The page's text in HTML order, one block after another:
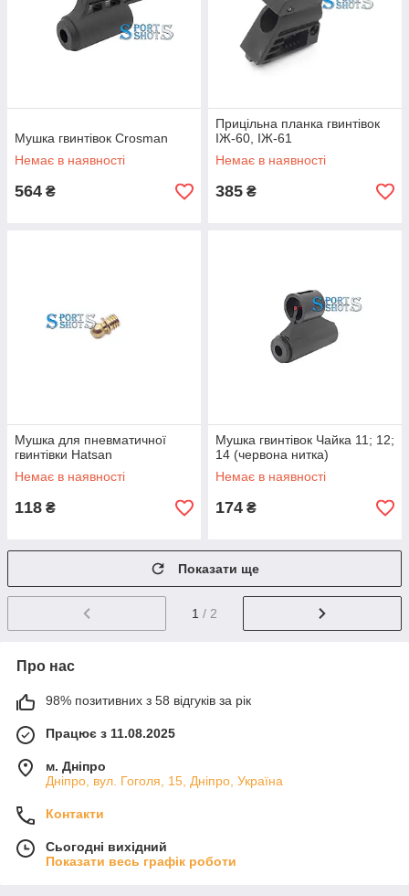
Мушка гвинтівок Crosman
Немає в наявності
564 ₴
Прицільна планка гвинтівок
ІЖ-60, ІЖ-61
Немає в наявності
385 ₴
Мушка для пневматичної
гвинтівки Hatsan
Немає в наявності
118 ₴
Мушка гвинтівок Чайка 11; 12;
14 (червона нитка)
Немає в наявності
174 ₴
Показати ще
1 / 2
Про нас
98% позитивних з 58 відгуків за рік
Працює з 11.08.2025
м. Дніпро
Дніпро, вул. Гоголя, 15, Дніпро, Україна
Контакти
Сьогодні вихідний
Показати весь графік роботи